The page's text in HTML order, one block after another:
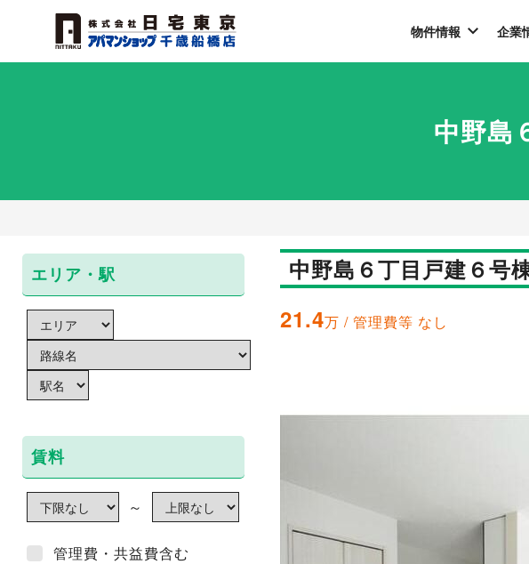
物件情報 企業
中野島
エリア・駅
賃料
～
管理費・共益費含む
中野島６丁目戸建６号
21.4万 / 管理費等 なし